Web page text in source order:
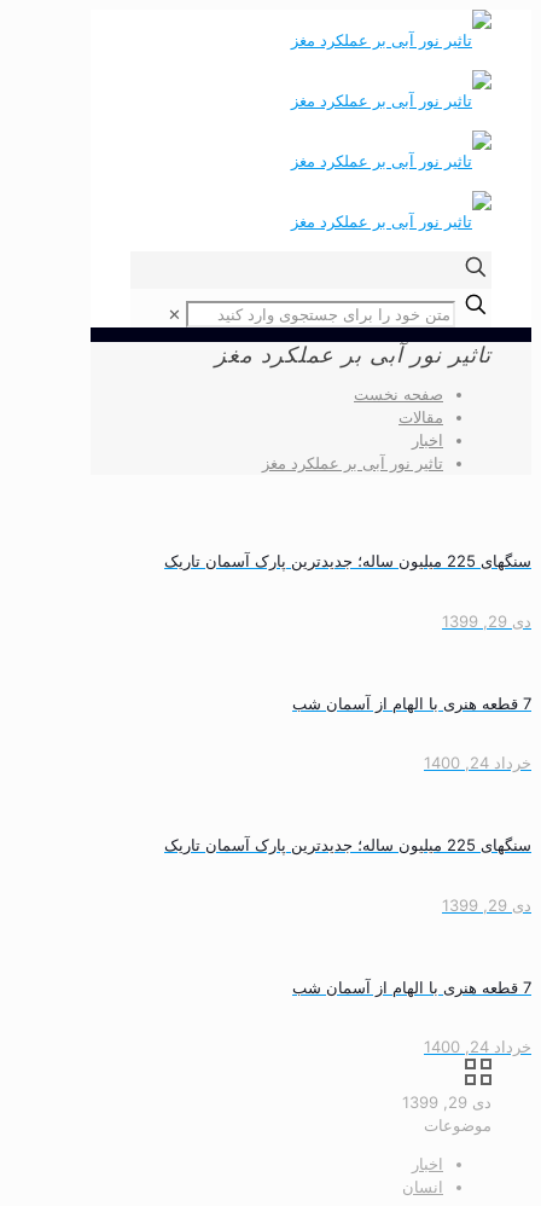
✕
تاثیر نور آبی بر عملکرد مغز
صفحه نخست
مقالات
اخبار
تاثیر نور آبی بر عملکرد مغز
سنگهای 225 میلیون ساله؛ جدیدترین پارک آسمان تاریک
دی 29, 1399
7 قطعه هنری با الهام از آسمان شب
خرداد 24, 1400
سنگهای 225 میلیون ساله؛ جدیدترین پارک آسمان تاریک
دی 29, 1399
7 قطعه هنری با الهام از آسمان شب
خرداد 24, 1400
دی 29, 1399
موضوعات
اخبار
انسان